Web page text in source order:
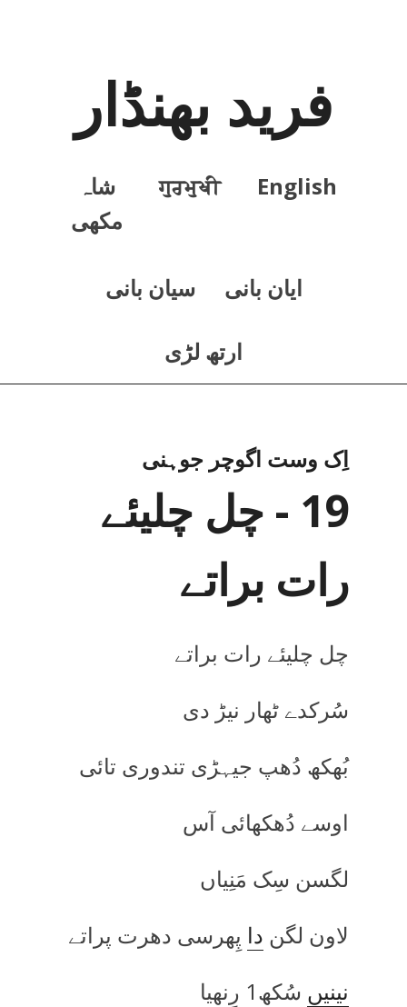
فرید بھنڈار
English
ਗੁਰਮੁਖੀ
شاہ
مکھی
ايان بانی سيان بانی
ارتھ لڑی
اِک وست اگوچر جوہنی
19 - چل چلیئے
رات براتے
چل چلیئے رات براتے
سُرکدے ٹھار نیڑ دی
بُھکھ دُھپ جیہڑی تندوری تائی
اوسے دُھکھائی آس
لگسن سِک مَنِیاں
لاون لگن دا پِھرسی دھرت پراتے
نینیں سُکھ1 رِنھیا